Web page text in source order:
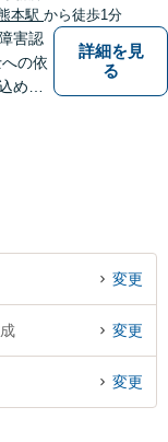
本駅 から徒歩1分
害認
の依
めま
詳細を見
る
変更
変更
変更